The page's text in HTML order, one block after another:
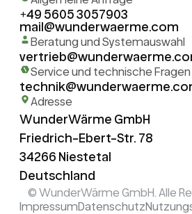
+49 5605 3057903
mail@wunderwaerme.com
Beratung und Systemauswahl
Service und technische Fragen
Adresse
WunderWärme GmbH
Friedrich-Ebert-Str. 78
34266 Niestetal
Deutschland
© WunderWärme GmbH. Alle
ImpressumDatenschutz